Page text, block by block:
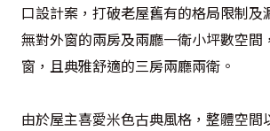
口設計案，打破老屋舊有的格局限制及
無對外窗的兩房及兩廳一衛小坪數空間
窗，且典雅舒適的三房兩廳兩衛。
由於屋主喜愛米色古典風格，整體空間